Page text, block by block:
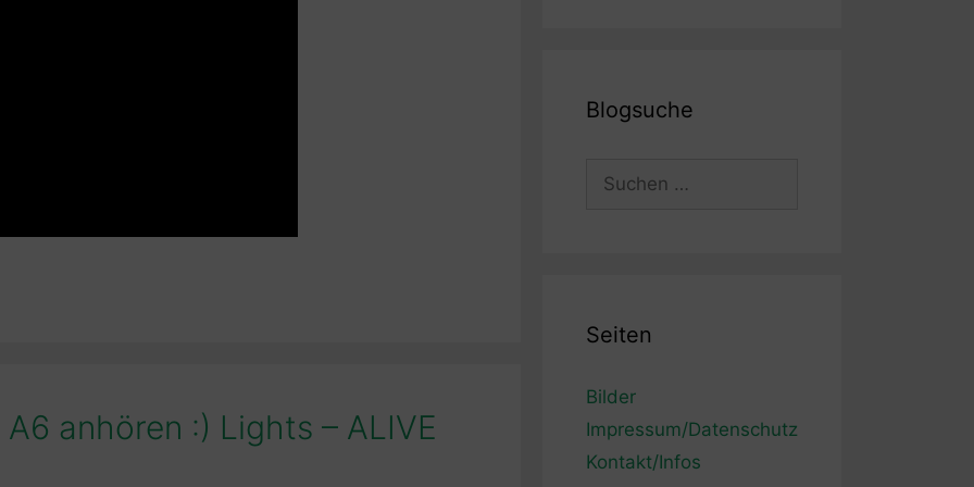
anhören :) Lights – ALIVE
Blogsuche
Seiten
Bilder
Impressum/Datenschutz
Kontakt/Infos